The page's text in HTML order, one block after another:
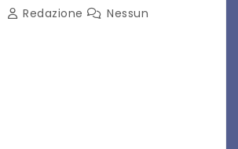
Redazione
Nessun